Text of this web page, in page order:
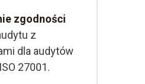
zgodności
z
dla audytów
27001.